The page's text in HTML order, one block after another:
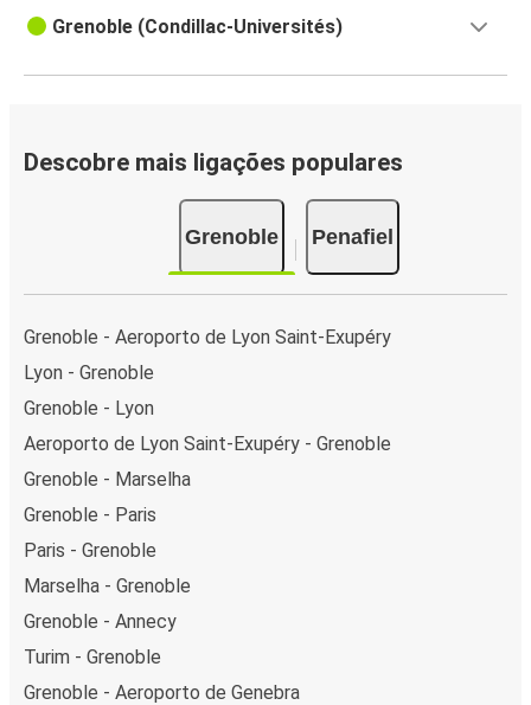
Grenoble (Condillac-Universités)
Descobre mais ligações populares
Grenoble Penafiel
Grenoble - Aeroporto de Lyon Saint-Exupéry
Lyon - Grenoble
Grenoble - Lyon
Aeroporto de Lyon Saint-Exupéry - Grenoble
Grenoble - Marselha
Grenoble - Paris
Paris - Grenoble
Marselha - Grenoble
Grenoble - Annecy
Turim - Grenoble
Grenoble - Aeroporto de Genebra